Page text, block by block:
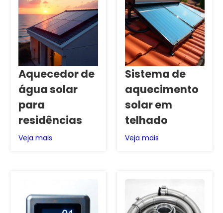
Aquecedor de
água solar
para
residências
Veja mais
Sistema de
aquecimento
solar em
telhado
Veja mais